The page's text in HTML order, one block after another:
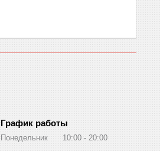
График работы
Понедельник 10:00
20:00